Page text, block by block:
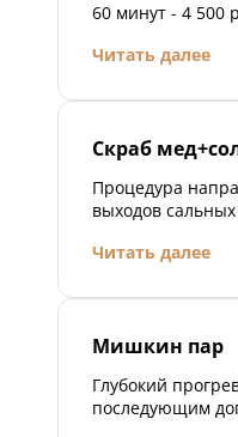
60 минут - 4 500
Читать далее
Скраб
Процедура
выходов
микроэлементами
Читать далее
Мишкин пар
Глубокий
последующим